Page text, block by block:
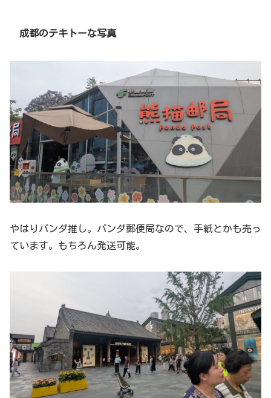
成都のテキトーな写真
やはりパンダ推し。パンダ郵便局なので、手紙とかも売っ
ています。もちろん発送可能。